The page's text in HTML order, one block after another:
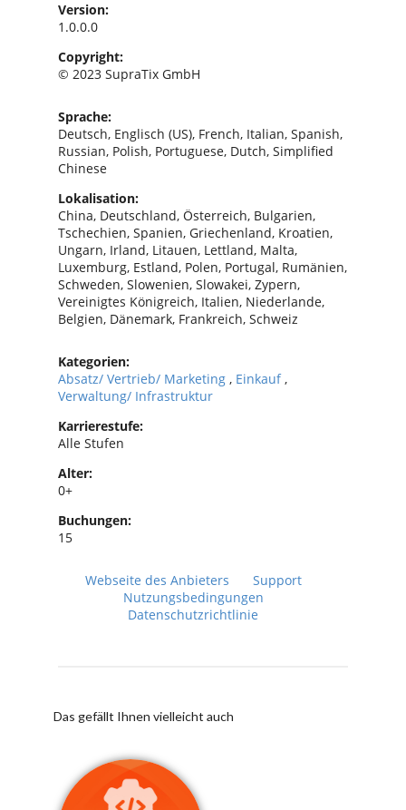
Version:
1.0.0.0
Copyright:
© 2023 SupraTix GmbH
Sprache:
Deutsch, Englisch (US), French, Italian, Spanish,
Russian, Polish, Portuguese, Dutch, Simplified
Chinese
Lokalisation:
China, Deutschland, Österreich, Bulgarien,
Tschechien, Spanien, Griechenland, Kroatien,
Ungarn, Irland, Litauen, Lettland, Malta,
Luxemburg, Estland, Polen, Portugal, Rumänien,
Schweden, Slowenien, Slowakei, Zypern,
Vereinigtes Königreich, Italien, Niederlande,
Belgien, Dänemark, Frankreich, Schweiz
Kategorien:
Absatz/ Vertrieb/ Marketing , Einkauf,
Verwaltung/ Infrastruktur
Karrierestufe:
Alle Stufen
Alter:
0+
Buchungen:
15
Webseite des Anbieters
Support
Nutzungsbedingungen
Datenschutzrichtlinie
Das gefällt Ihnen vielleicht auch